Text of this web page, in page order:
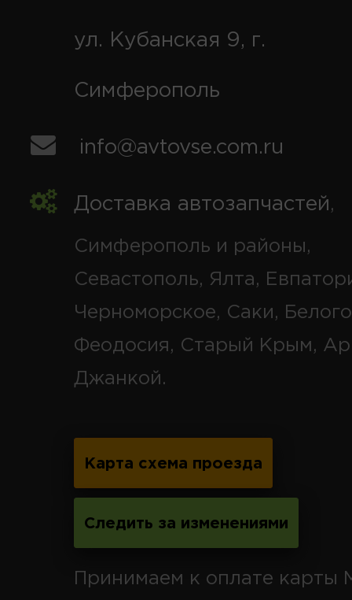
ул. Кубанская 9, г.
Симферополь
info@avtovse.com.ru
Доставка автозапчастей,
Симферополь и районы,
Севастополь, Ялта,
Черноморское, Саки,
Феодосия, Старый Крым,
Джанкой.
Карта схема проезда
Следить за изменениями
Принимаем к оплате карты